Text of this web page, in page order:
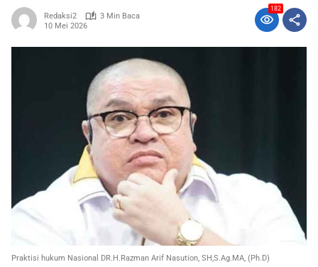
Redaksi2
3 Min Baca
10 Mei 2026
182
Praktisi hukum Nasional DR.H.Razman Arif Nasution, SH,S.Ag.MA, (Ph.D)